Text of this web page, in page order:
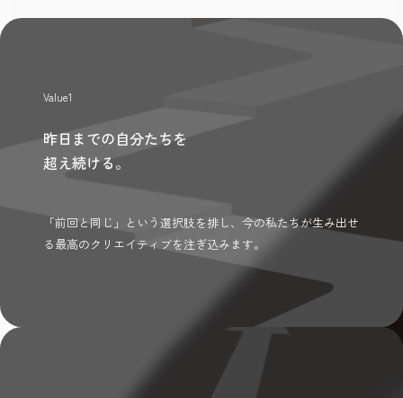
Value1
昨日までの自分たちを
超え続ける。
「前回と同じ」という選択肢を排し、今の私たちが生み出せ
る最高のクリエイティブを注ぎ込みます。